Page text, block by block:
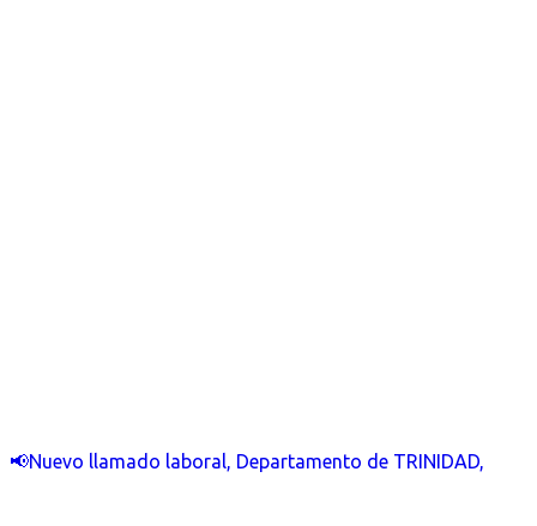
📢Nuevo llamado laboral, Departamento de TRINIDAD,